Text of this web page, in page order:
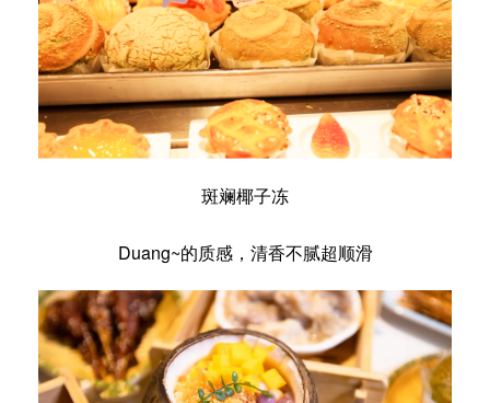
斑斓椰子冻
Duang~的质感，清香不腻超顺滑